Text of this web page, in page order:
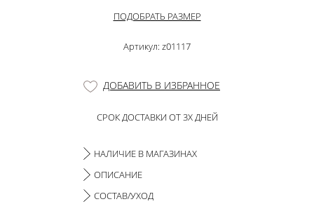
ПОДОБРАТЬ РАЗМЕР
Артикул: z01117
ДОБАВИТЬ В ИЗБРАННОЕ
СРОК ДОСТАВКИ ОТ 3Х ДНЕЙ
НАЛИЧИЕ В МАГАЗИНАХ
ОПИСАНИЕ
СОСТАВ/УХОД